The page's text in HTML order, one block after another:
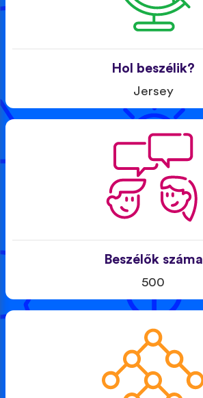
Hol beszélik?
Jersey
Beszélők száma
500